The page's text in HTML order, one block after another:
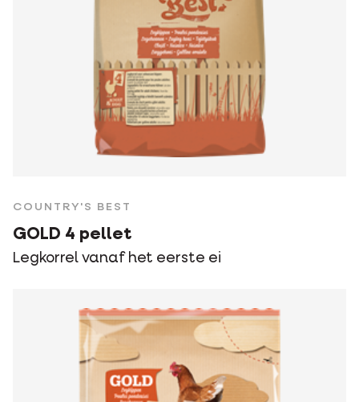
COUNTRY'S BEST
GOLD 4 pellet
Legkorrel vanaf het eerste ei